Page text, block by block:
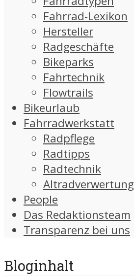
Fahrrad-Lexikon
Hersteller
Radgeschäfte
Bikeparks
Fahrtechnik
Flowtrails
Bikeurlaub
Fahrradwerkstatt
Radpflege
Radtipps
Radtechnik
Altradverwertung
People
Das Redaktionsteam
Transparenz bei uns
Bloginhalt